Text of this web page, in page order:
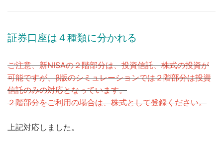
証券口座は４種類に分かれる
ご注意、新NISAの２階部分は、投資信託、株式の投資が
可能ですが、β版のシミュレーションでは２階部分は投資
信託のみの対応となっています。
２階部分をご利用の場合は、株式として登録ください。
上記対応しました。